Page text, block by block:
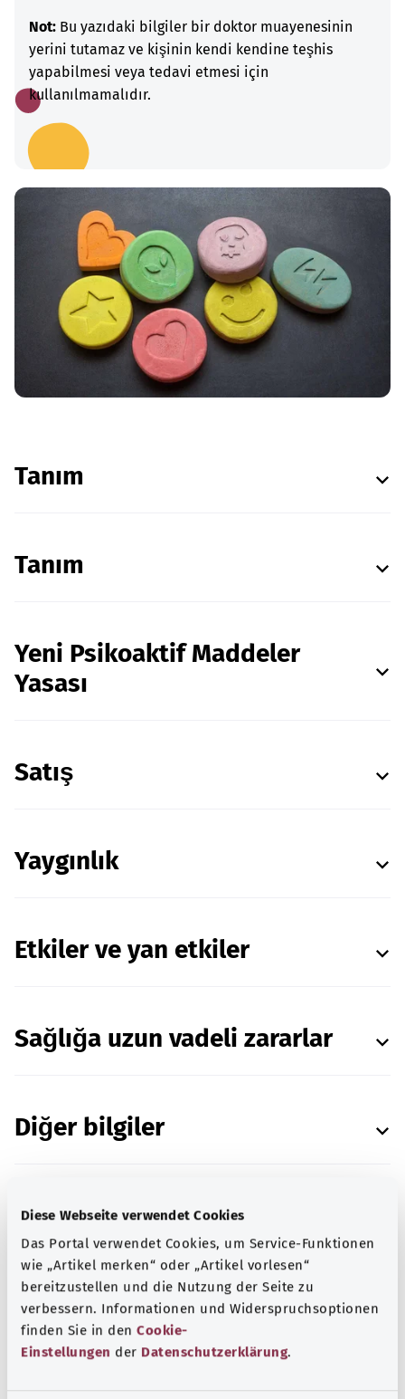
Diese Webseite verwendet Cookies
Das Portal verwendet Cookies, um Service-Funktionen
wie „Artikel merken“ oder „Artikel vorlesen“
bereitzustellen und die Nutzung der Seite zu
verbessern. Informationen und Widerspruchsoptionen
finden Sie in den Cookie-
Einstellungen der Datenschutzerklärung.
Not: Bu yazıdaki bilgiler bir doktor muayenesinin
yerini tutamaz ve kişinin kendi kendine teşhis
yapabilmesi veya tedavi etmesi için
kullanılmamalıdır.
Tanım
Tanım
Yeni Psikoaktif Maddeler
Yasası
Satış
Yaygınlık
Etkiler ve yan etkiler
Sağlığa uzun vadeli zararlar
Diğer bilgiler
Kaynak bilgileri
Fachverband Sucht e.V. (Bağımlılıkla Mücadele
Derneği) tarafından kontrol edilmiştir.